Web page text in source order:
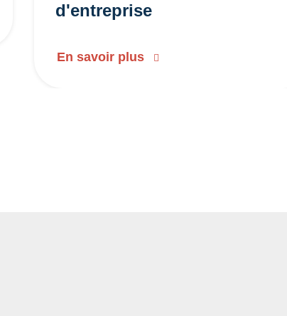
d'entreprise
En savoir plus